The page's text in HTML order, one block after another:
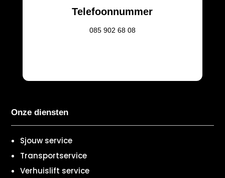
Telefoonnummer
085 902 68 08
Onze diensten
Sjouw service
Transportservice
Verhuislift service